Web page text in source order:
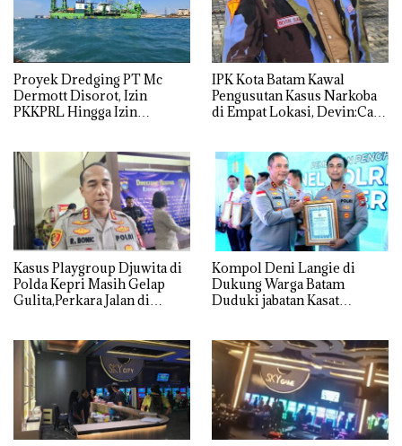
Proyek Dredging PT Mc
Dermott Disorot, Izin
PKKPRL Hingga Izin
IPK Kota Batam Kawal
Pengusutan Kasus Narkoba
di Empat Lokasi, Devin:Cari
Kasus Playgroup Djuwita di
Polda Kepri Masih Gelap
Gulita,Perkara Jalan di
Kompol Deni Langie di
Dukung Warga Batam
Duduki jabatan Kasat